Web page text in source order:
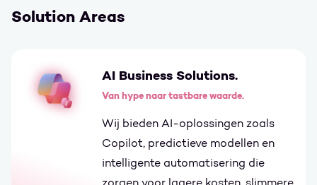
Solution Areas
AI Business Solutions.
Van hype naar tastbare waarde.
Wij bieden AI-oplossingen zoals
Copilot, predictieve modellen en
intelligente automatisering die